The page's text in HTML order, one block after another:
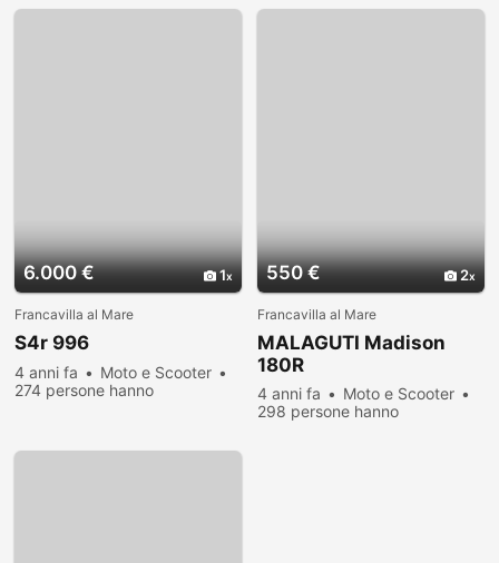
6.000 € 1
Francavilla al Mare
S4r 996
4 anni fa
Moto e Scooter
274 persone hanno
550 € 2
Francavilla al Mare
MALAGUTI Madison
180R
4 anni fa
Moto e Scooter
298 persone hanno